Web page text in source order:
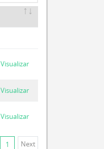
Visualizar
Visualizar
Visualizar
1 Next